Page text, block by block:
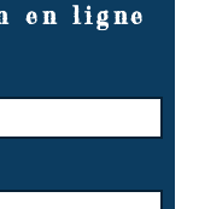
en ligne